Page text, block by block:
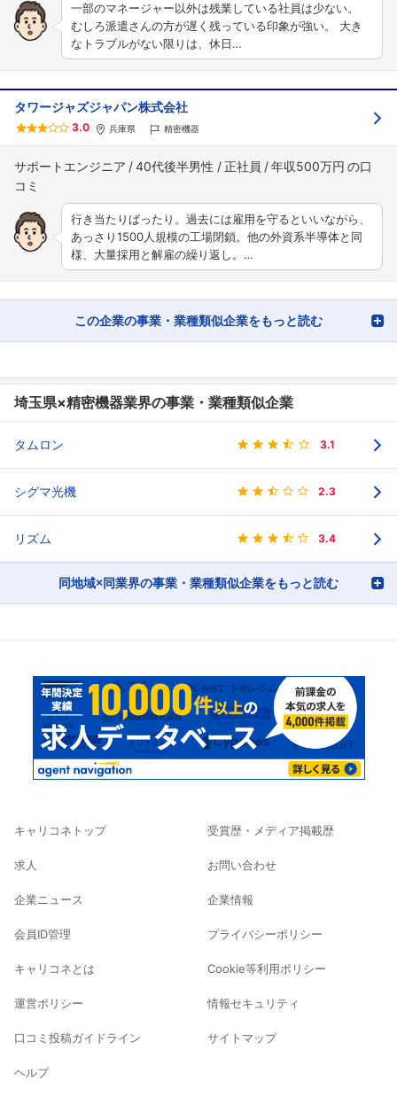
一部のマネージャー以外は残業している社員は少ない。
むしろ派遣さんの方が遅く残っている印象が強い。 大き
なトラブルがない限りは、休日…
タワージャズジャパン株式会社
3.0 兵庫県 精密機器
サポートエンジニア 40代後半男性 正社員 年収500万円
行き当たりばったり。過去には雇用を守るといいながら、
あっさり1500人規模の工場閉鎖。他の外資系半導体と同
様、大量採用と解雇の繰り返し。…
この企業の事業・業種類似企業をもっと読む
埼玉県×精密機器業界の事業・業種類似企業
タムロン 3.1
シグマ光機 2.3
リズム 3.4
同地域×同業界の事業・業種類似企業をもっと読む
キャリコネトップ
求人
企業ニュース
会員ID管理
キャリコネとは
運営ポリシー
口コミ投稿ガイドライン
ヘルプ
受賞歴・メディア掲載歴
お問い合わせ
企業情報
プライバシーポリシー
Cookie等利用ポリシー
情報セキュリティ
サイトマップ